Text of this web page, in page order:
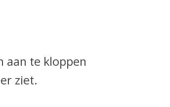
aan te kloppen
ziet.